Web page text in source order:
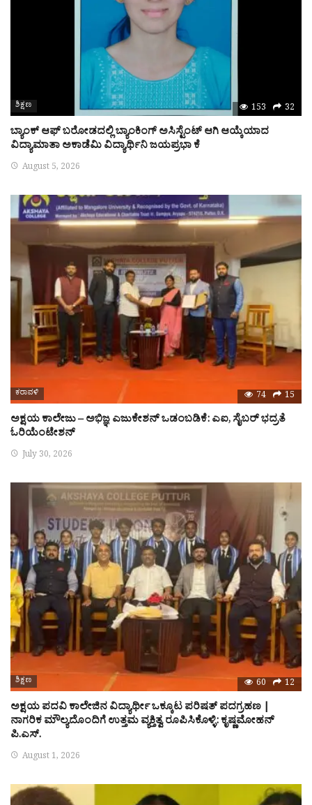
ಶಿಕ್ಷಣ 153 32
ಬ್ಯಾಂಕ್ ಆಫ್ ಬರೋಡದಲ್ಲಿ ಬ್ಯಾಂಕಿಂಗ್ ಅಸಿಸ್ಟೆಂಟ್ ಆಗಿ ಆಯ್ಕೆಯಾದ
ವಿದ್ಯಾಮಾತಾ ಅಕಾಡೆಮಿ ವಿದ್ಯಾರ್ಥಿನಿ ಜಯಪ್ರಭಾ ಕೆ
August 5, 2026
ಕರಾವಳಿ 74 15
ಅಕ್ಷಯ ಕಾಲೇಜು – ಅಭಿಜ್ಞ ಎಜುಕೇಶನ್ ಒಡಂಬಡಿಕೆ: ಎಐ, ಸೈಬರ್ ಭದ್ರತೆ
ಓರಿಯೆಂಟೇಶನ್
July 30, 2026
ಶಿಕ್ಷಣ 60 12
ಅಕ್ಷಯ ಪದವಿ ಕಾಲೇಜಿನ ವಿದ್ಯಾರ್ಥೀ ಒಕ್ಕೂಟ ಪರಿಷತ್ ಪದಗ್ರಹಣ |
ನಾಗರಿಕ ಮೌಲ್ಯದೊಂದಿಗೆ ಉತ್ತಮ ವ್ಯಕ್ತಿತ್ವ ರೂಪಿಸಿಕೊಳ್ಳಿ: ಕೃಷ್ಣಮೋಹನ್
ಪಿ.ಎಸ್.
August 1, 2026